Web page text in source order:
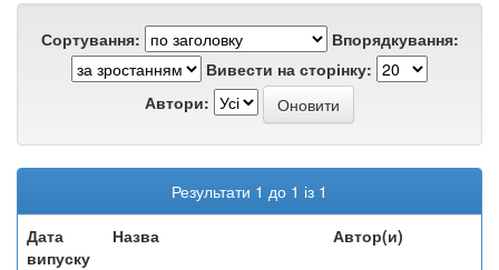
Сортування:
Впорядкування:
Вивести на сторінку:
Автори:
Результати 1 до 1 із 1
Дата
випуску
Назва Автор(и)